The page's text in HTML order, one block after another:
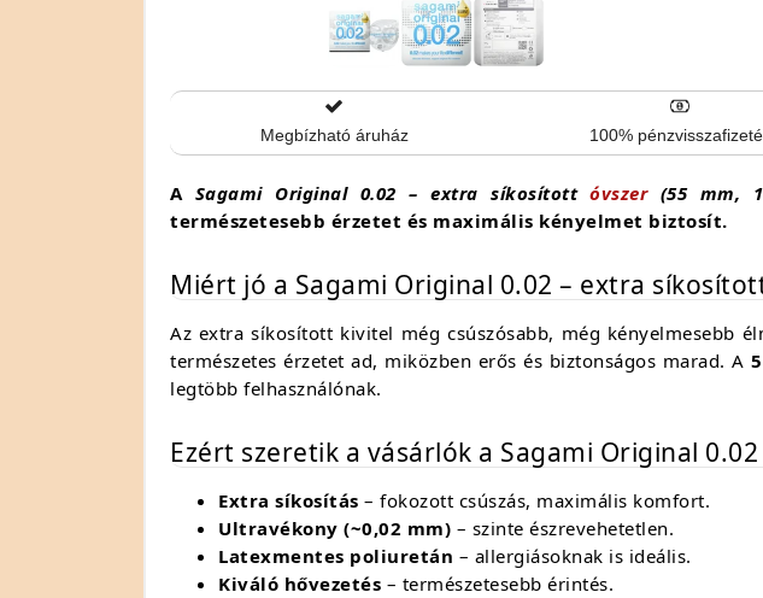
Megbízható áruház 100%
A Sagami Original 0.02 – extra síkosítottóvszer(55 mm,
természetesebb érzetet és maximális kényelmet biztosít.
Miért jó a Sagami Original 0.02 – extra
Az extra síkosított kivitel még csúszósabb, még kényelmesebb
természetes érzetet ad, miközben erős és biztonságos marad. A
legtöbb felhasználónak.
Ezért szeretik a vásárlók a Sagami Original
Extra síkosítás – fokozott csúszás, maximális komfort.
Ultravékony (~0,02 mm) – szinte észrevehetetlen.
Latexmentes poliuretán – allergiásoknak is ideális.
Kiváló hővezetés – természetesebb érintés.